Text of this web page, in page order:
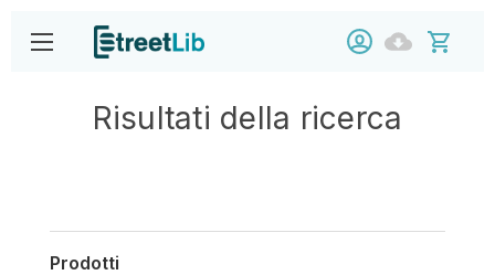
Risultati della ricerca
Prodotti